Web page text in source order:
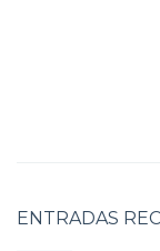
ENTRADAS